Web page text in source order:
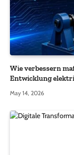
Wie verbessern
Entwicklung
May 14, 2026